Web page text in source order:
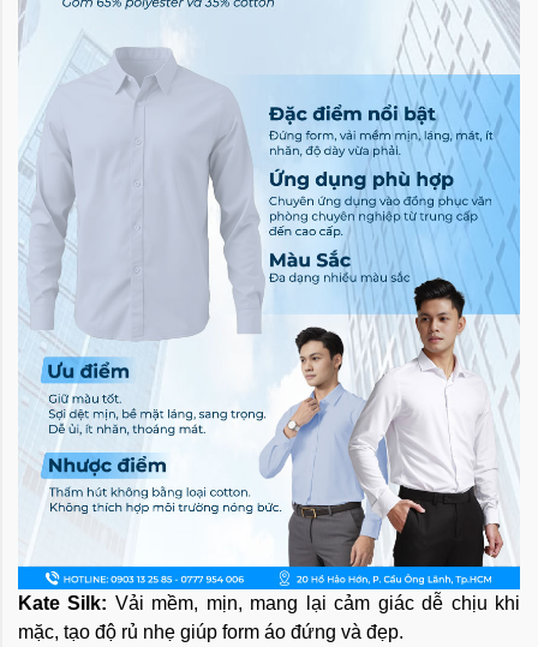
Kate Silk: Vải mềm, mịn, mang lại cảm giác dễ chịu khi
mặc, tạo độ rủ nhẹ giúp form áo đứng và đẹp.